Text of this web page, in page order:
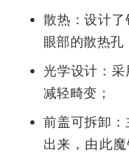
散热：设计
眼部的散热孔
光学设计：采
减轻畸变；
前盖可拆卸
出来，由此